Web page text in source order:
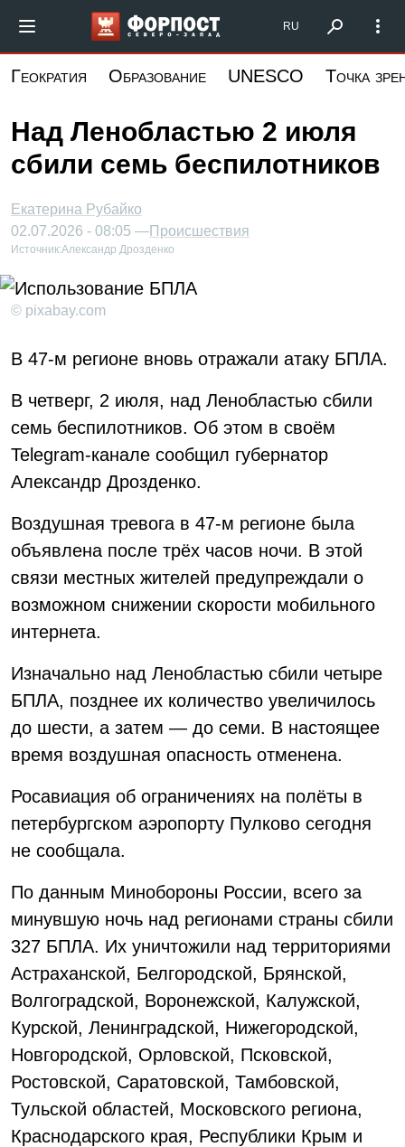
основному
Форпост Северо-Запад
RU
Геократия Образование UNESCO Точка
Над Ленобластью 2 июля
сбили семь беспилотников
Екатерина Рубайко
02.07.2026 - 08:05 —Происшествия
Источник:Александр Дрозденко
© pixabay.com
В 47-м регионе вновь отражали атаку БПЛА.
В четверг, 2 июля, над Ленобластью сбили
семь беспилотников. Об этом в своём
Telegram-канале сообщил губернатор
Александр Дрозденко.
Воздушная тревога в 47-м регионе была
объявлена после трёх часов ночи. В этой
связи местных жителей предупреждали о
возможном снижении скорости мобильного
интернета.
Изначально над Ленобластью сбили четыре
БПЛА, позднее их количество увеличилось
до шести, а затем — до семи. В настоящее
время воздушная опасность отменена.
Росавиация об ограничениях на полёты в
петербургском аэропорту Пулково сегодня
не сообщала.
По данным Минобороны России, всего за
минувшую ночь над регионами страны сбили
327 БПЛА. Их уничтожили над территориями
Астраханской, Белгородской, Брянской,
Волгоградской, Воронежской, Калужской,
Курской, Ленинградской, Нижегородской,
Новгородской, Орловской, Псковской,
Ростовской, Саратовской, Тамбовской,
Тульской областей, Московского региона,
Краснодарского края, Республики Крым и